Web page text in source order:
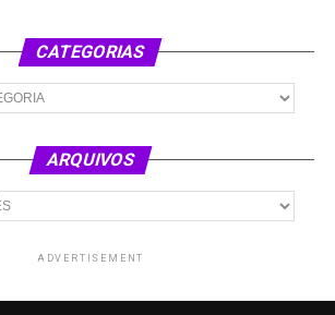
CATEGORIAS
ARQUIVOS
ADVERTISEMENT